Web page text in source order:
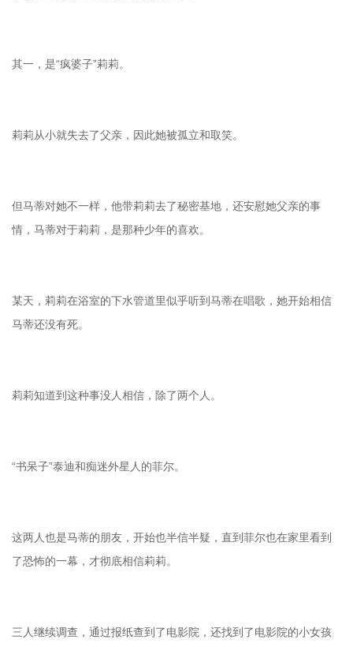
其一，是“疯婆子”莉莉。
莉莉从小就失去了父亲，因此她被孤立和取笑。
但马蒂对她不一样，他带莉莉去了秘密基地，还安慰她父亲的事
情，马蒂对于莉莉，是那种少年的喜欢。
某天，莉莉在浴室的下水管道里似乎听到马蒂在唱歌，她开始相信
马蒂还没有死。
莉莉知道到这种事没人相信，除了两个人。
“书呆子”泰迪和痴迷外星人的菲尔。
这两人也是马蒂的朋友，开始也半信半疑，直到菲尔也在家里看到
了恐怖的一幕，才彻底相信莉莉。
三人继续调查，通过报纸查到了电影院，还找到了电影院的小女孩